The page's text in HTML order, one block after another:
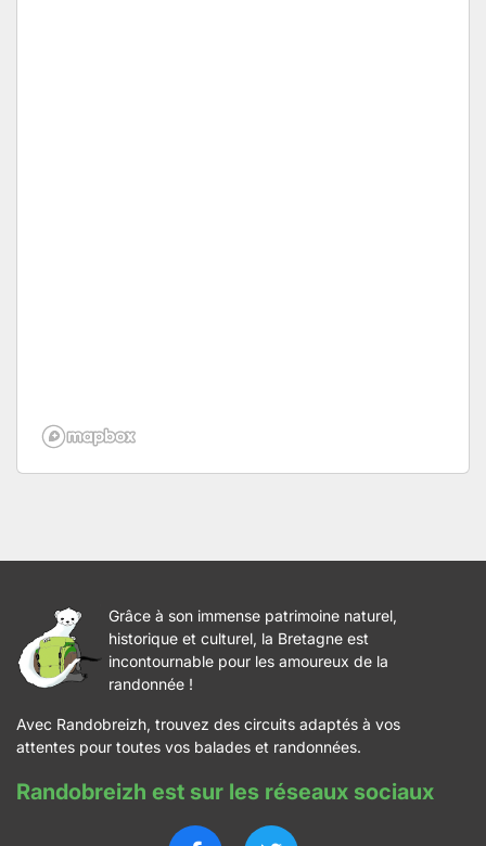
Grâce à son immense patrimoine naturel,
historique et culturel, la Bretagne est
incontournable pour les amoureux de la
randonnée !
Avec Randobreizh, trouvez des circuits adaptés à vos
attentes pour toutes vos balades et randonnées.
Randobreizh est sur les réseaux sociaux